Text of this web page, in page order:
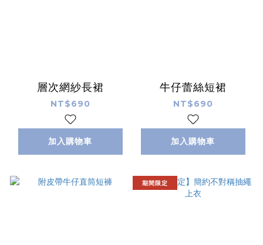
層次網紗長裙
NT$690
加入購物車
牛仔蕾絲短裙
NT$690
加入購物車
期間限定